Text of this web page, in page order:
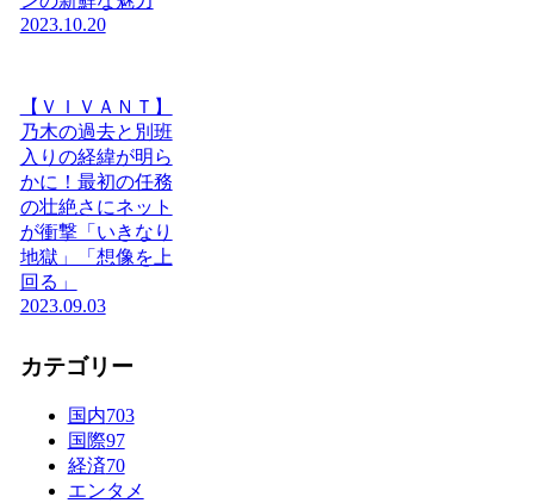
2023.10.20
【ＶＩＶＡＮＴ】
乃木の過去と別班
入りの経緯が明ら
かに！最初の任務
の壮絶さにネット
が衝撃「いきなり
地獄」「想像を上
回る」
2023.09.03
カテゴリー
国内703
国際97
経済70
エンタメ